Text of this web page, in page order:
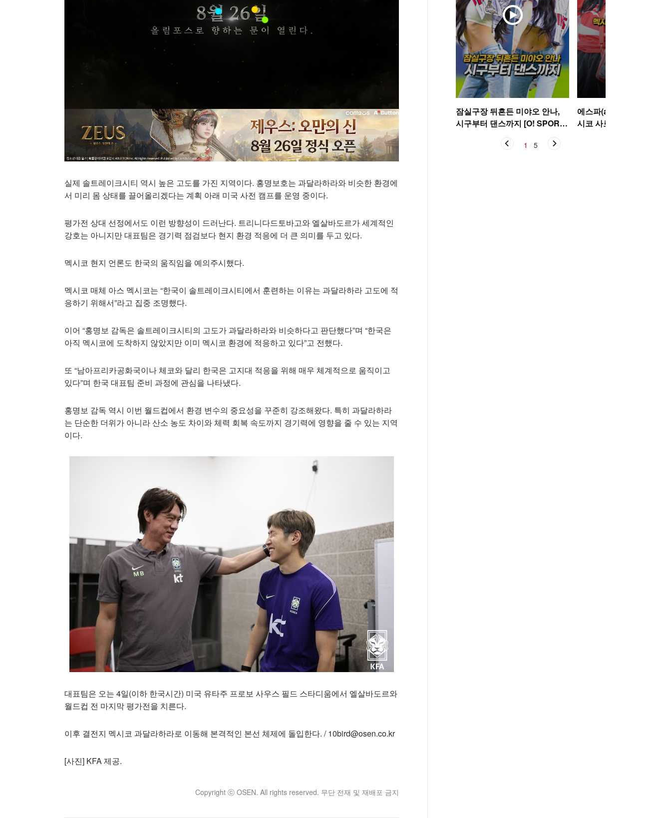
실제 솔트레이크시티 역시 높은 고도를 가진 지역이다. 홍명보호는 과달라하라와 비슷한 환경에
서 미리 몸 상태를 끌어올리겠다는 계획 아래 미국 사전 캠프를 운영 중이다.
평가전 상대 선정에서도 이런 방향성이 드러난다. 트리니다드토바고와 엘살바도르가 세계적인
강호는 아니지만 대표팀은 경기력 점검보다 현지 환경 적응에 더 큰 의미를 두고 있다.
멕시코 현지 언론도 한국의 움직임을 예의주시했다.
멕시코 매체 아스 멕시코는 “한국이 솔트레이크시티에서 훈련하는 이유는 과달라하라 고도에 적
응하기 위해서”라고 집중 조명했다.
이어 “홍명보 감독은 솔트레이크시티의 고도가 과달라하라와 비슷하다고 판단했다”며 “한국은
아직 멕시코에 도착하지 않았지만 이미 멕시코 환경에 적응하고 있다”고 전했다.
또 “남아프리카공화국이나 체코와 달리 한국은 고지대 적응을 위해 매우 체계적으로 움직이고
있다”며 한국 대표팀 준비 과정에 관심을 나타냈다.
홍명보 감독 역시 이번 월드컵에서 환경 변수의 중요성을 꾸준히 강조해왔다. 특히 과달라하라
는 단순한 더위가 아니라 산소 농도 차이와 체력 회복 속도까지 경기력에 영향을 줄 수 있는 지역
이다.
대표팀은 오는 4일(이하 한국시간) 미국 유타주 프로보 사우스 필드 스타디움에서 엘살바도르와
월드컵 전 마지막 평가전을 치른다.
이후 결전지 멕시코 과달라하라로 이동해 본격적인 본선 체제에 돌입한다. / 10bird@osen.co.kr
[사진] KFA 제공.
Copyright ⓒ OSEN. All rights reserved. 무단 전재 및 재배포 금지
잠실구장 뒤흔든 미야오 안나,
시구부터 댄스까지 [O! SPORT
에스파(aespa) 카리나-윈
시코 사로잡은 태극기 여
1 5